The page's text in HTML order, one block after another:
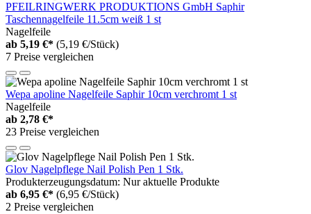
PFEILRINGWERK PRODUKTIONS GmbH Saphir
Taschennagelfeile 11.5cm weiß 1 st
Nagelfeile
ab 5,19 €* (5,19 €/Stück)
7 Preise vergleichen
Wepa apoline Nagelfeile Saphir 10cm verchromt 1 st
Nagelfeile
ab 2,78 €*
23 Preise vergleichen
Glov Nagelpflege Nail Polish Pen 1 Stk.
Produkterzeugungsdatum: Nur aktuelle Produkte
ab 6,95 €* (6,95 €/Stück)
2 Preise vergleichen